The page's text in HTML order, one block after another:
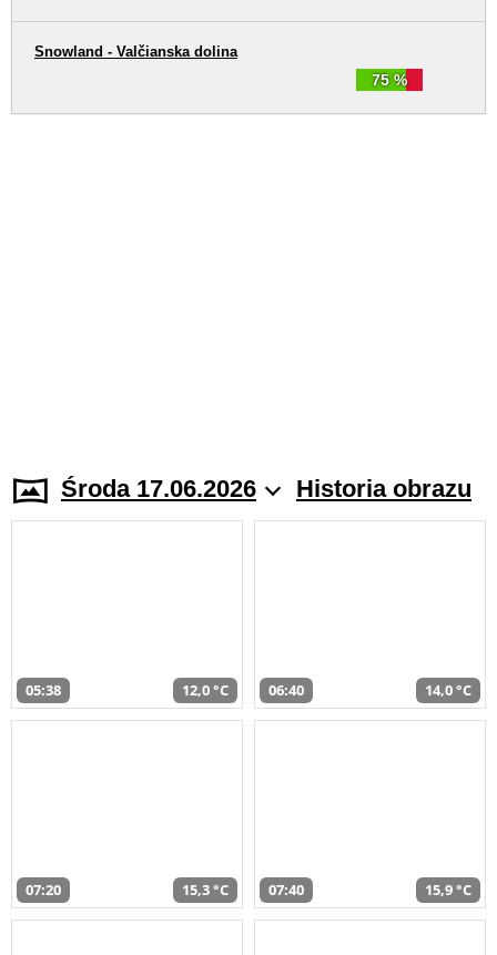
75 %
Snowland - Valčianska dolina
Środa 17.06.2026 Historia obrazu
05:38 12,0 °C 06:40 14,0 °C
07:20 15,3 °C 07:40 15,9 °C